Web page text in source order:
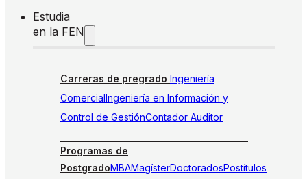
Estudia
en la FEN
Carreras de pregrado Ingeniería
ComercialIngeniería en Información y
Control de GestiónContador Auditor
Programas de
PostgradoMBAMagísterDoctoradosPostítulos